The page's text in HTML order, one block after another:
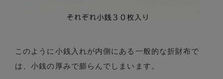
このように小銭入れが内側にある一般的な折財布で
は、小銭の厚みで膨らんでしまいます。